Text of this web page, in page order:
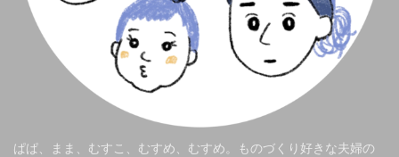
ぱぱ、まま、むすこ、むすめ、むすめ。ものづくり好きな夫婦の